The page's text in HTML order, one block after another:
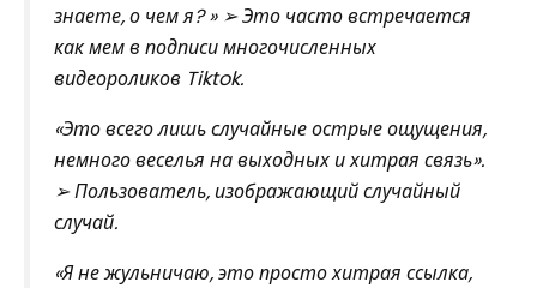
знаете, о чем я? » ➢ Это часто встречается
как мем в подписи многочисленных
видеороликов Tiktok.
«Это всего лишь случайные острые ощущения,
немного веселья на выходных и хитрая связь».
➢ Пользователь, изображающий случайный
случай.
«Я не жульничаю, это просто хитрая ссылка,